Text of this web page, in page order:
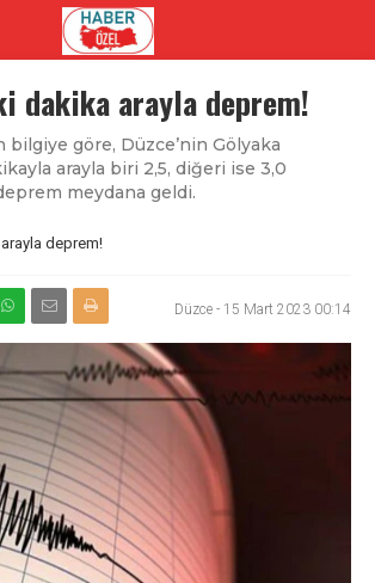
dakika arayla deprem!
bilgiye göre, Düzce’nin Gölyaka
arayla biri 2,5, diğeri ise 3,0
meydana geldi.
deprem!
Düzce - 15 Mart 2023 00:14